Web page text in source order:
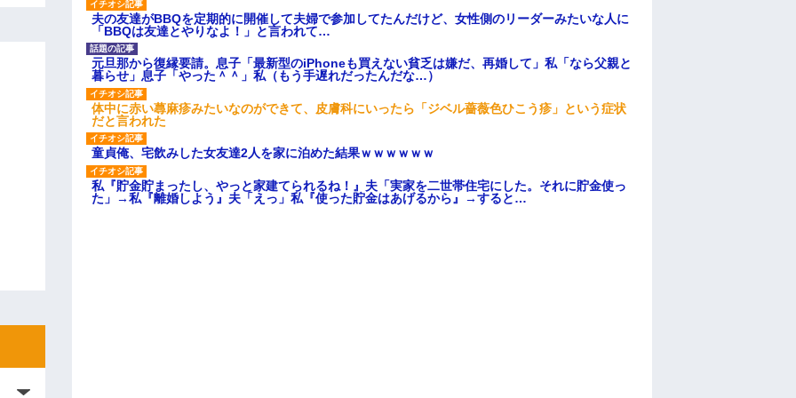
夫の友達がBBQを定期的に開催して夫婦で参加してたんだけど、女性側のリーダーみたいな人に
「BBQは友達とやりなよ！」と言われて…
元旦那から復縁要請。息子「最新型のiPhoneも買えない貧乏は嫌だ、再婚して」私「なら父親と
暮らせ」息子「やった＾＾」私（もう手遅れだったんだな…）
体中に赤い蕁麻疹みたいなのができて、皮膚科にいったら「ジベル薔薇色ひこう疹」という症状
だと言われた
童貞俺、宅飲みした女友達2人を家に泊めた結果ｗｗｗｗｗｗ
私『貯金貯まったし、やっと家建てられるね！』夫「実家を二世帯住宅にした。それに貯金使っ
た」→私『離婚しよう』夫「えっ」私『使った貯金はあげるから』→すると…